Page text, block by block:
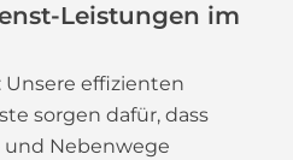
Leistungen im
: Unsere effizienten
sorgen dafür, dass
Nebenwege